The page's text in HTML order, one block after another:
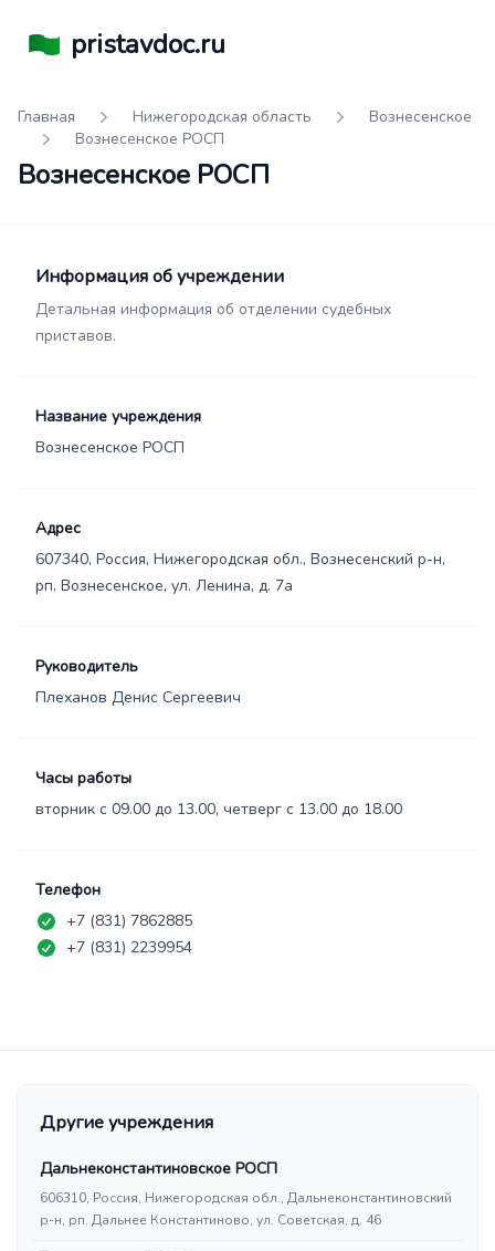
pristavdoc.ru
Главная Нижегородская область
Вознесенское
Вознесенское РОСП
Вознесенское РОСП
Информация об учреждении
Детальная информация об отделении судебных
приставов.
Название учреждения
Вознесенское РОСП
Адрес
607340, Россия, Нижегородская обл., Вознесенский р-н,
рп. Вознесенское, ул. Ленина, д. 7а
Руководитель
Плеханов Денис Сергеевич
Часы работы
вторник с 09.00 до 13.00, четверг с 13.00 до 18.00
Телефон
+7 (831) 7862885
+7 (831) 2239954
Другие учреждения
Дальнеконстантиновское РОСП
606310, Россия, Нижегородская обл., Дальнеконстантиновский
р-н, рп. Дальнее Константиново, ул. Советская, д. 46